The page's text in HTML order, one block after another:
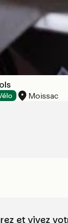
Moissac
et vivez